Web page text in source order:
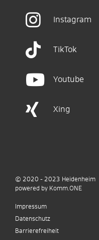
Instagram
TikTok
Youtube
Xing
© 2020 - 2023 Heidenheim
powered by Komm.ONE
Impressum
Datenschutz
Barrierefreiheit